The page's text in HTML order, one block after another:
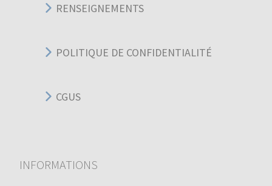
RENSEIGNEMENTS
POLITIQUE DE CONFIDENTIALITÉ
CGUS
INFORMATIONS